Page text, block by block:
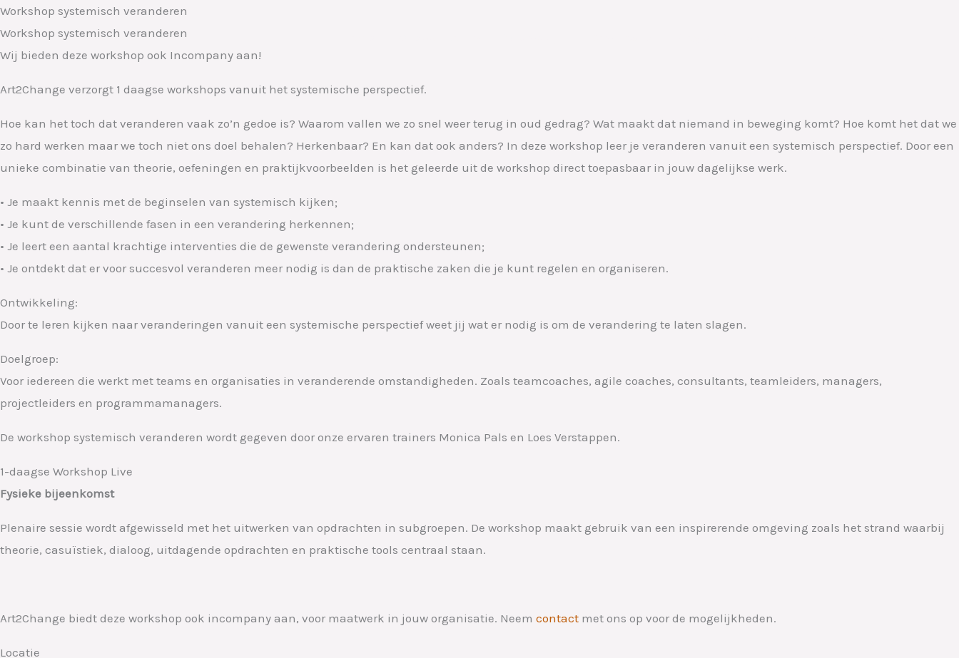
Ga
naar
de
Workshop systemisch veranderen
Workshop systemisch veranderen​
Wij bieden deze workshop ook Incompany aan!
Art2Change verzorgt 1 daagse workshops vanuit het systemische perspectief.
Hoe kan het toch dat veranderen vaak zo’n gedoe is? Waarom vallen we zo snel weer terug in oud gedrag? Wat maakt dat niemand in beweging komt? Hoe komt het dat we
zo hard werken maar we toch niet ons doel behalen? Herkenbaar? En kan dat ook anders? In deze workshop leer je veranderen vanuit een systemisch perspectief. Door een
unieke combinatie van theorie, oefeningen en praktijkvoorbeelden is het geleerde uit de workshop direct toepasbaar in jouw dagelijkse werk.
• Je maakt kennis met de beginselen van systemisch kijken;
• Je kunt de verschillende fasen in een verandering herkennen;
• Je leert een aantal krachtige interventies die de gewenste verandering ondersteunen;
• Je ontdekt dat er voor succesvol veranderen meer nodig is dan de praktische zaken die je kunt regelen en organiseren.
Ontwikkeling:
Door te leren kijken naar veranderingen vanuit een systemische perspectief weet jij wat er nodig is om de verandering te laten slagen.
Doelgroep:
Voor iedereen die werkt met teams en organisaties in veranderende omstandigheden. Zoals teamcoaches, agile coaches, consultants, teamleiders, managers,
projectleiders en programmamanagers.
De workshop systemisch veranderen wordt gegeven door onze ervaren trainers Monica Pals en Loes Verstappen.
1-daagse Workshop Live
Fysieke bijeenkomst
Plenaire sessie wordt afgewisseld met het uitwerken van opdrachten in subgroepen. De workshop maakt gebruik van een inspirerende omgeving zoals het strand waarbij
theorie, casuïstiek, dialoog, uitdagende opdrachten en praktische tools centraal staan.
Art2Change biedt deze workshop ook incompany aan, voor maatwerk in jouw organisatie. Neem contact met ons op voor de mogelijkheden.
Locatie